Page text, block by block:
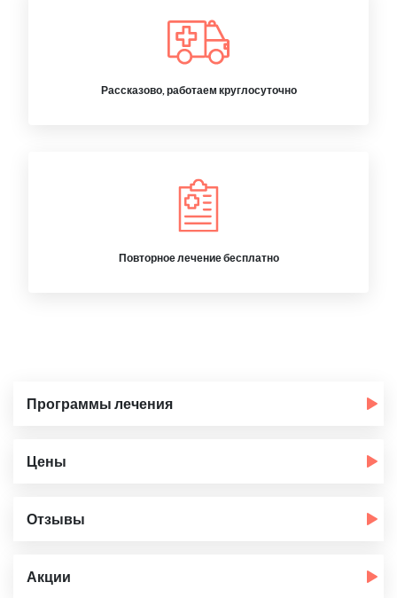
Рассказово, работаем круглосуточно
Повторное лечение бесплатно
Программы лечения
Цены
Отзывы
Акции